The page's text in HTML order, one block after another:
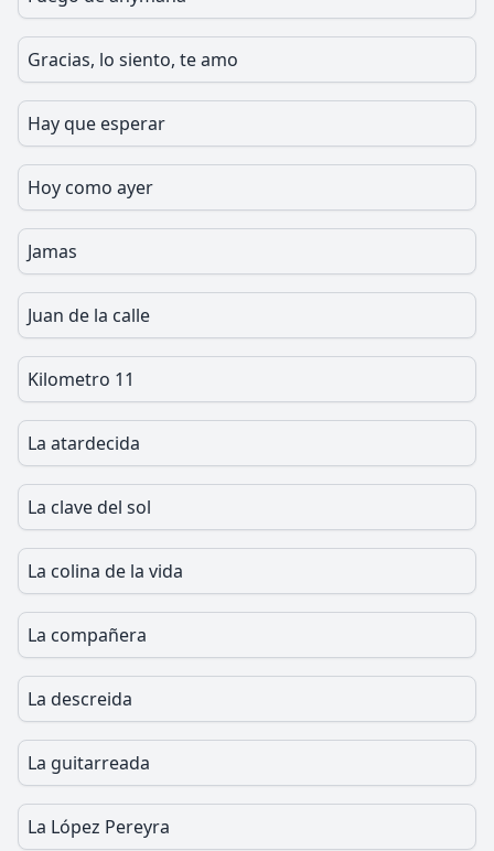
Gracias, lo siento, te amo
Hay que esperar
Hoy como ayer
Jamas
Juan de la calle
Kilometro 11
La atardecida
La clave del sol
La colina de la vida
La compañera
La descreida
La guitarreada
La López Pereyra